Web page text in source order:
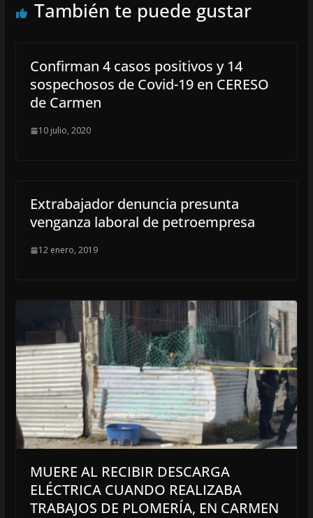
También te puede gustar
Confirman 4 casos positivos y 14
sospechosos de Covid-19 en CERESO
de Carmen
10 julio, 2020
Extrabajador denuncia presunta
venganza laboral de petroempresa
12 enero, 2019
MUERE AL RECIBIR DESCARGA
ELÉCTRICA CUANDO REALIZABA
TRABAJOS DE PLOMERÍA, EN CARMEN